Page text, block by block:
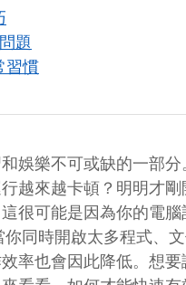
題
習慣
娛樂不可或缺的一部
越來越卡頓？明明才剛
很可能是因為你的電
同時開啟太多程式、
率也會因此降低。想